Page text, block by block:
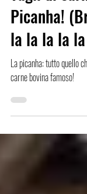
Tagli di
Picanha!
la la la la
carne bovina famoso!